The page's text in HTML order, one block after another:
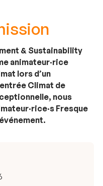
& Sustainability
animateur·rice
lors d’un
Climat de
nous
Fresque